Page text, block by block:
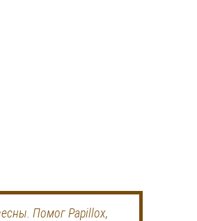
Помог Papillox,